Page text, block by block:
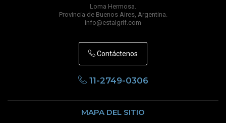
Loma Hermosa.
Provincia de Buenos Aires, Argentina.
info@estalgrif.com
Contáctenos
11-2749-0306
MAPA DEL SITIO